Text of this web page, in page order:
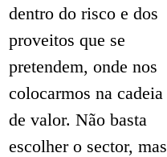
dentro do risco e dos
proveitos que se
pretendem, onde nos
colocarmos na cadeia
de valor. Não basta
escolher o sector, mas